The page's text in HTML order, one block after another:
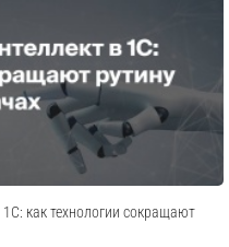
как технологии сокращают